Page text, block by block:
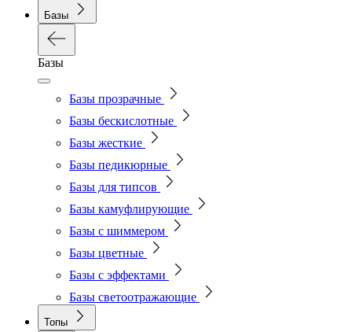
Базы
Базы
Базы прозрачные
Базы бескислотные
Базы жесткие
Базы педикюрные
Базы для типсов
Базы камуфлирующие
Базы с шиммером
Базы цветные
Базы с эффектами
Базы светоотражающие
Топы